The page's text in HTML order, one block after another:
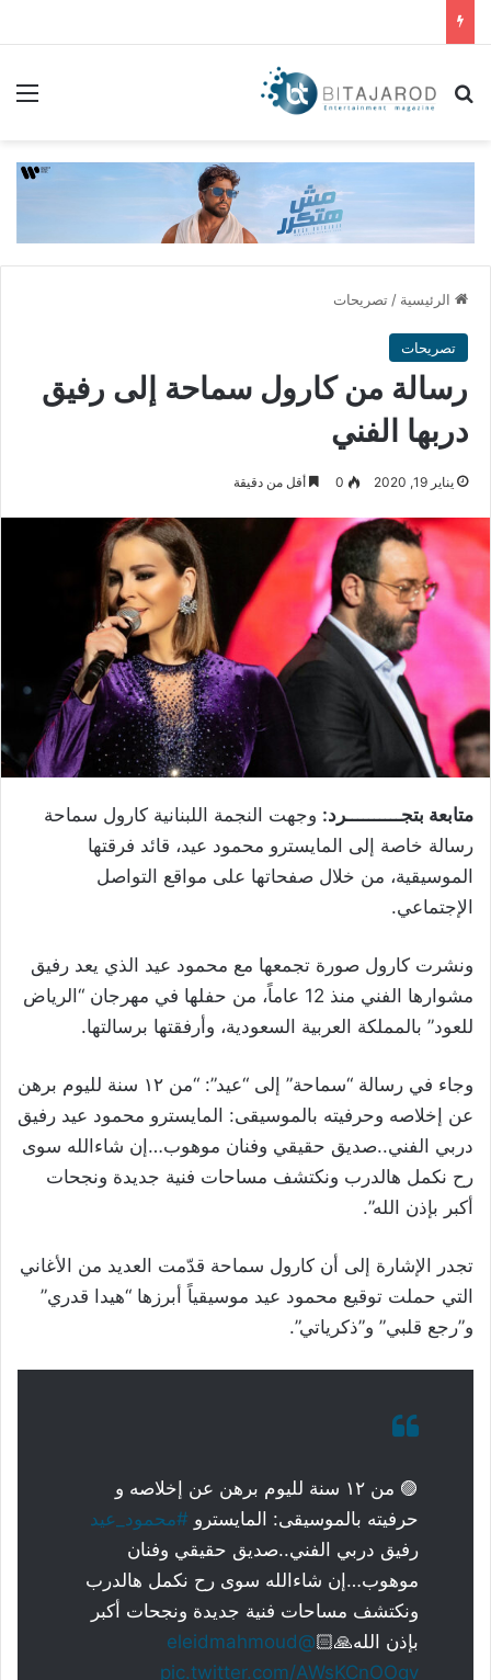
بحث عن
الرئيسية / تصريحات
تصريحات
رسالة من كارول سماحة إلى رفيق
دربها الفني
يناير 19, 2020 0 أقل من دقيقة
متابعة بتجــــــــــرد: وجهت النجمة اللبنانية كارول سماحة
رسالة خاصة إلى المايسترو محمود عيد، قائد فرقتها
الموسيقية، من خلال صفحاتها على مواقع التواصل
الإجتماعي.
ونشرت كارول صورة تجمعها مع محمود عيد الذي يعد رفيق
مشوارها الفني منذ 12 عاماً، من حفلها في مهرجان “الرياض
للعود” بالمملكة العربية السعودية، وأرفقتها برسالتها.
وجاء في رسالة “سماحة” إلى “عيد”: “
من ١٢ سنة لليوم برهن
عن إخلاصه وحرفيته بالموسيقى: المايسترو محمود عيد رفيق
دربي الفني..صديق حقيقي وفنان موهوب…إن شاءالله سوى
رح نكمل هالدرب ونكتشف مساحات فنية جديدة ونجحات
أكبر بإذن الله”.
تجدر الإشارة إلى أن كارول سماحة قدّمت العديد من الأغاني
التي حملت توقيع محمود عيد موسيقياً أبرزها “هيدا قدري”
و”رجع قلبي” و”ذكرياتي”.
🟣 من ١٢ سنة لليوم برهن عن إخلاصه و
حرفيته بالموسيقى: المايسترو #محمود_عيد
رفيق دربي الفني..صديق حقيقي وفنان
موهوب…إن شاءالله سوى رح نكمل هالدرب
ونكتشف مساحات فنية جديدة ونجحات أكبر
بإذن الله🙏🏻@eleidmahmoud
pic.twitter.com/AWsKCnOOqv